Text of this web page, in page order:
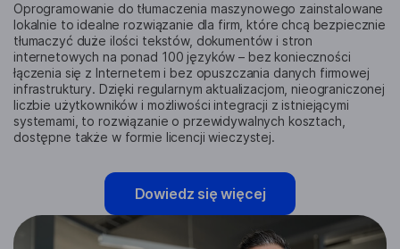
Oprogramowanie do tłumaczenia maszynowego zainstalowane
lokalnie to idealne rozwiązanie dla firm, które chcą bezpiecznie
tłumaczyć duże ilości tekstów, dokumentów i stron
internetowych na ponad 100 języków – bez konieczności
łączenia się z Internetem i bez opuszczania danych firmowej
infrastruktury. Dzięki regularnym aktualizacjom, nieograniczonej
liczbie użytkowników i możliwości integracji z istniejącymi
systemami, to rozwiązanie o przewidywalnych kosztach,
dostępne także w formie licencji wieczystej.
Dowiedz się więcej